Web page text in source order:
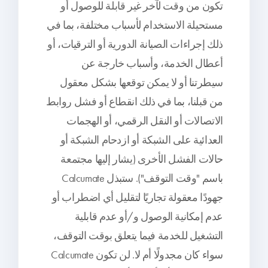
تكون من وقت لآخر غير قابلة للوصول أو
مستحيلة الاستخدام لأسباب مختلفة، بما في
ذلك إجراءات الصيانة الدورية أو الترقيات، أو
أعطال الخدمة، وأسباب خارجة عن
سيطرتنا أو لا يمكن توقعها بشكل معقول
من قبلنا، بما في ذلك انقطاع أو فشل روابط
الاتصالات أو النقل الرقمي، أو الهجمات
العدائية على الشبكة أو ازدحام الشبكة أو
حالات الفشل الأخرى (يشار إليها مجتمعة
باسم "وقت التوقف"). ستبذل Calcumate
جهودًا معقولة تجاريًا لتقليل أي اضطراب أو
عدم إمكانية الوصول و/أو عدم قابلية
التشغيل للخدمة فيما يتعلق بوقت التوقف،
سواء كان مجدولًا أم لا. لن تكون Calcumate